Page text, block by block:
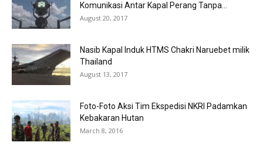
Komunikasi Antar Kapal Perang Tanpa...
August 20, 2017
Nasib Kapal Induk HTMS Chakri Naruebet milik
Thailand
August 13, 2017
Foto-Foto Aksi Tim Ekspedisi NKRI Padamkan
Kebakaran Hutan
March 8, 2016